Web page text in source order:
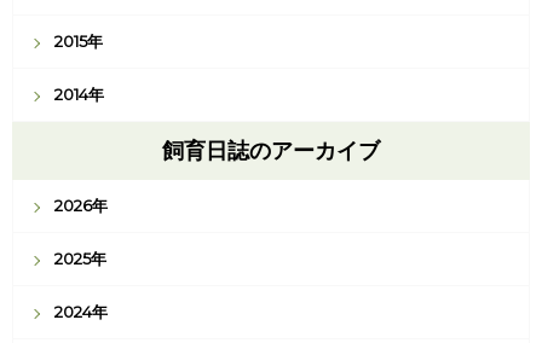
2015年
2014年
飼育日誌のアーカイブ
2026年
2025年
2024年